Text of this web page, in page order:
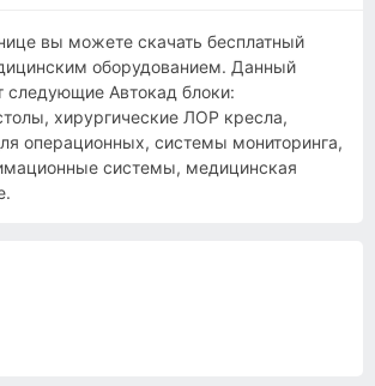
вы можете скачать бесплатный
оборудованием. Данный
следующие Автокад блоки:
хирургические ЛОР кресла,
операционных, системы мониторинга,
системы, медицинская